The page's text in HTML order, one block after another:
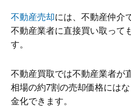
不動産売却には、不動産仲介
不動産業者に直接買い取って
す。
不動産買取では不動産業者が
相場の約7割の売却価格には
金化できます。